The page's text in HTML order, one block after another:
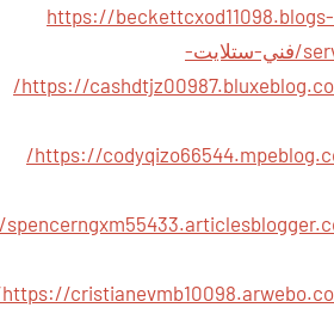
https://beckettcxod11098.blogs-
service.com/48906923/فني-ستلايت-
https://cashdtjz00987.bluxeblog.com/49749596/
https://codyqizo66544.mpeblog.com/41072516/